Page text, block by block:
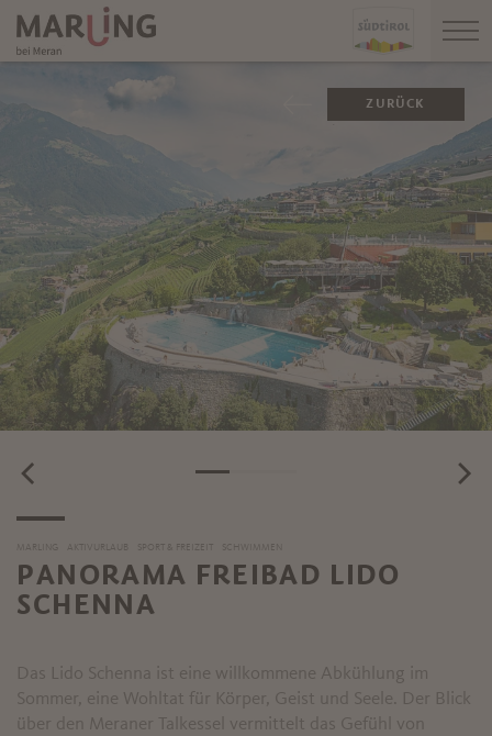
ZURÜCK
MARLING AKTIVURLAUB SPORT & FREIZEIT SCHWIMMEN
PANORAMA FREIBAD LIDO
SCHENNA
Das Lido Schenna ist eine willkommene Abkühlung im
Sommer, eine Wohltat für Körper, Geist und Seele. Der Blick
über den Meraner Talkessel vermittelt das Gefühl von